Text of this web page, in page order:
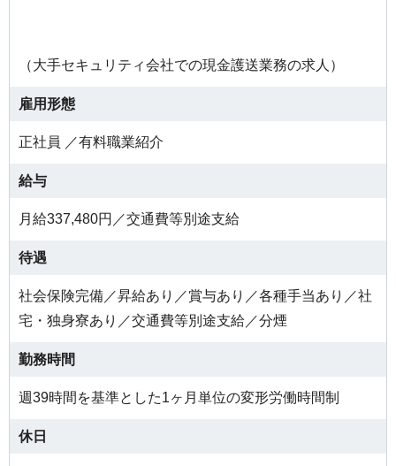
（大手セキュリティ会社での現金護送業務の求人）
雇用形態
正社員 ／有料職業紹介
給与
月給337,480円／交通費等別途支給
待遇
社会保険完備／昇給あり／賞与あり／各種手当あり／社
宅・独身寮あり／交通費等別途支給／分煙
勤務時間
週39時間を基準とした1ヶ月単位の変形労働時間制
休日